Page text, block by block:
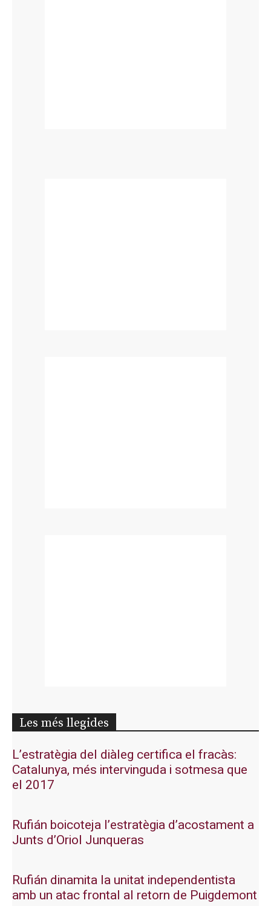
Les més llegides
L’estratègia del diàleg certifica el fracàs:
Catalunya, més intervinguda i sotmesa que
el 2017
Rufián boicoteja l’estratègia d’acostament a
Junts d’Oriol Junqueras
Rufián dinamita la unitat independentista
amb un atac frontal al retorn de Puigdemont